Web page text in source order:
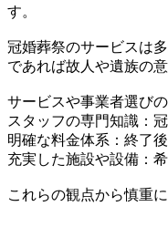
す。
冠婚葬祭のサービスは
であれば故人や遺族の
サービスや事業者選び
スタッフの専門知識：
明確な料金体系：終了
充実した施設や設備：
これらの観点から慎重